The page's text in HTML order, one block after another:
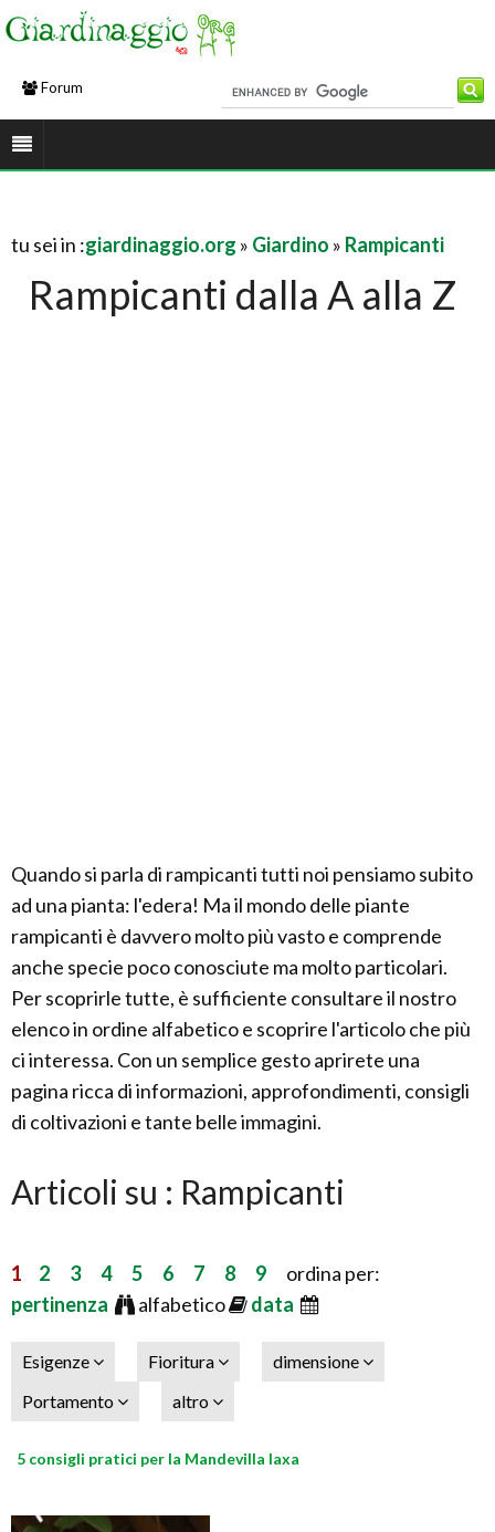
Forum
tu sei in :giardinaggio.org » Giardino » Rampicanti
Rampicanti dalla A alla Z
Quando si parla di rampicanti tutti noi pensiamo subito
ad una pianta: l'edera! Ma il mondo delle piante
rampicanti è davvero molto più vasto e comprende
anche specie poco conosciute ma molto particolari.
Per scoprirle tutte, è sufficiente consultare il nostro
elenco in ordine alfabetico e scoprire l'articolo che più
ci interessa. Con un semplice gesto aprirete una
pagina ricca di informazioni, approfondimenti, consigli
di coltivazioni e tante belle immagini.
Articoli su : Rampicanti
1 2 3 4 5 6 7 8 9 ordina per:
pertinenza
alfabetico data
Esigenze Fioritura
dimensione
Portamento
altro
5 consigli pratici per la Mandevilla laxa